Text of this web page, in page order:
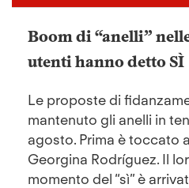
Boom di “anelli”
utenti hanno detto SÌ
Le proposte di
mantenuto gli anelli in
agosto. Prima è toccato
Georgina Rodríguez. Il
momento del “sì” è